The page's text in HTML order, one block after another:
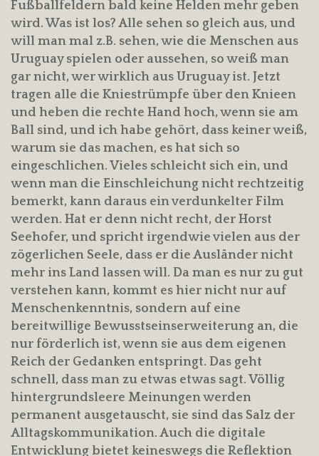
Fußballfeldern bald keine Helden mehr geben
wird. Was ist los? Alle sehen so gleich aus, und
will man mal z.B. sehen, wie die Menschen aus
Uruguay spielen oder aussehen, so weiß man
gar nicht, wer wirklich aus Uruguay ist. Jetzt
tragen alle die Kniestrümpfe über den Knieen
und heben die rechte Hand hoch, wenn sie am
Ball sind, und ich habe gehört, dass keiner weiß,
warum sie das machen, es hat sich so
eingeschlichen. Vieles schleicht sich ein, und
wenn man die Einschleichung nicht rechtzeitig
bemerkt, kann daraus ein verdunkelter Film
werden. Hat er denn nicht recht, der Horst
Seehofer, und spricht irgendwie vielen aus der
zögerlichen Seele, dass er die Ausländer nicht
mehr ins Land lassen will. Da man es nur zu gut
verstehen kann, kommt es hier nicht nur auf
Menschenkenntnis, sondern auf eine
bereitwillige Bewusstseinserweiterung an, die
nur förderlich ist, wenn sie aus dem eigenen
Reich der Gedanken entspringt. Das geht
schnell, dass man zu etwas etwas sagt. Völlig
hintergrundsleere Meinungen werden
permanent ausgetauscht, sie sind das Salz der
Alltagskommunikation. Auch die digitale
Entwicklung bietet keineswegs die Reflektion